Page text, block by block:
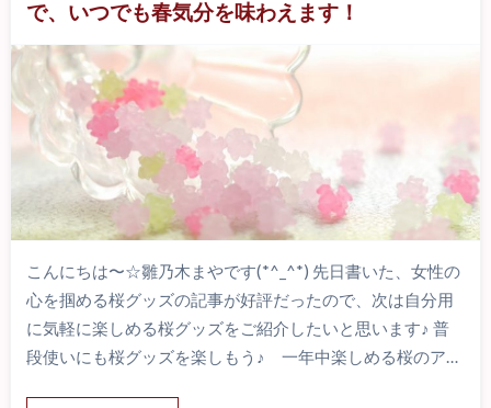
で、いつでも春気分を味わえます！
こんにちは〜☆雛乃木まやです(*^_^*) 先日書いた、女性の
心を掴める桜グッズの記事が好評だったので、次は自分用
に気軽に楽しめる桜グッズをご紹介したいと思います♪ 普
段使いにも桜グッズを楽しもう♪ 一年中楽しめる桜のア…